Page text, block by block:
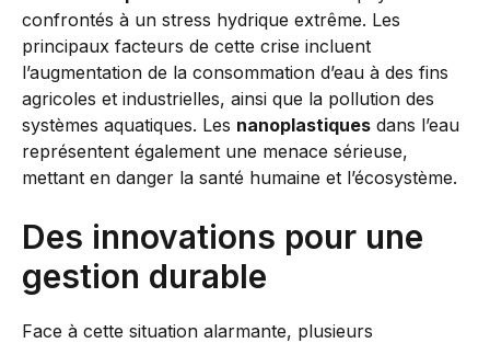
confrontés à un stress hydrique extrême. Les
principaux facteurs de cette crise incluent
l’augmentation de la consommation d’eau à des fins
agricoles et industrielles, ainsi que la pollution des
systèmes aquatiques. Les nanoplastiques dans l’eau
représentent également une menace sérieuse,
mettant en danger la santé humaine et l’écosystème.
Des innovations pour une
gestion durable
Face à cette situation alarmante, plusieurs